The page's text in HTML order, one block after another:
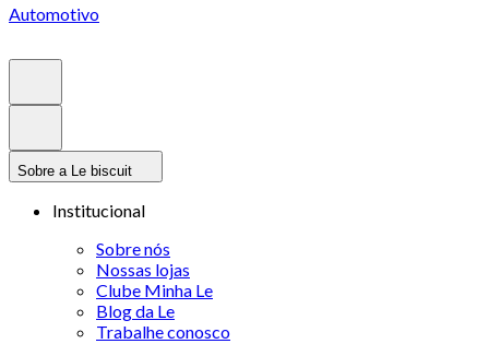
Automotivo
Sobre a Le biscuit
Institucional
Sobre nós
Nossas lojas
Clube Minha Le
Blog da Le
Trabalhe conosco